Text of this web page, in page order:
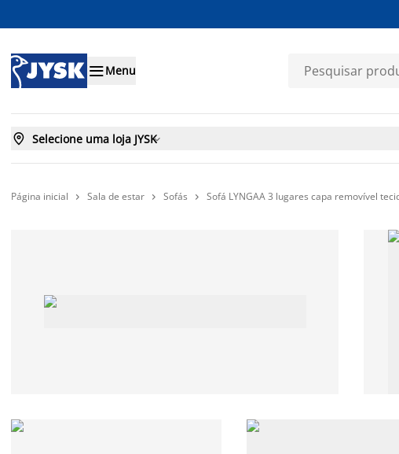
Menu
 Selecione uma loja JYSK
Página inicial  Sala de estar  Sofás  Sofá LYNGAA 3 lugares capa removível